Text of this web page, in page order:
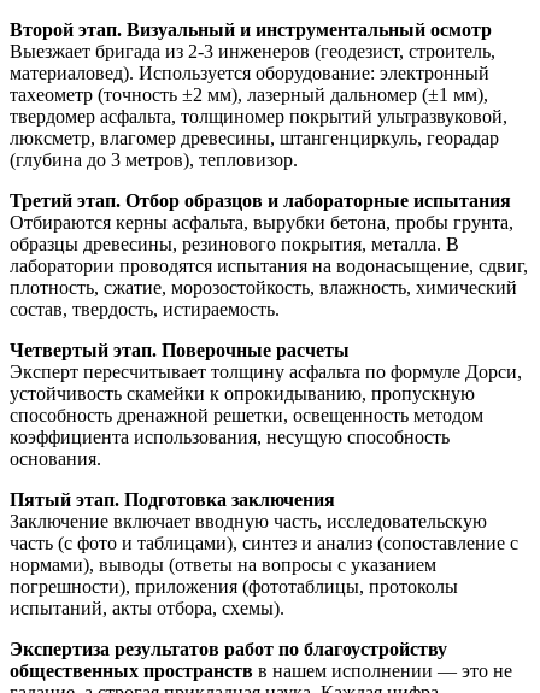
Второй этап. Визуальный и инструментальный осмотр
Выезжает бригада из 2-3 инженеров (геодезист, строитель,
материаловед). Используется оборудование: электронный
тахеометр (точность ±2 мм), лазерный дальномер (±1 мм),
твердомер асфальта, толщиномер покрытий ультразвуковой,
люксметр, влагомер древесины, штангенциркуль, георадар
(глубина до 3 метров), тепловизор.
Третий этап. Отбор образцов и лабораторные испытания
Отбираются керны асфальта, вырубки бетона, пробы грунта,
образцы древесины, резинового покрытия, металла. В
лаборатории проводятся испытания на водонасыщение, сдвиг,
плотность, сжатие, морозостойкость, влажность, химический
состав, твердость, истираемость.
Четвертый этап. Поверочные расчеты
Эксперт пересчитывает толщину асфальта по формуле Дорси,
устойчивость скамейки к опрокидыванию, пропускную
способность дренажной решетки, освещенность методом
коэффициента использования, несущую способность
основания.
Пятый этап. Подготовка заключения
Заключение включает вводную часть, исследовательскую
часть (с фото и таблицами), синтез и анализ (сопоставление с
нормами), выводы (ответы на вопросы с указанием
погрешности), приложения (фототаблицы, протоколы
испытаний, акты отбора, схемы).
Экспертиза результатов работ по благоустройству
общественных пространств в нашем исполнении — это не